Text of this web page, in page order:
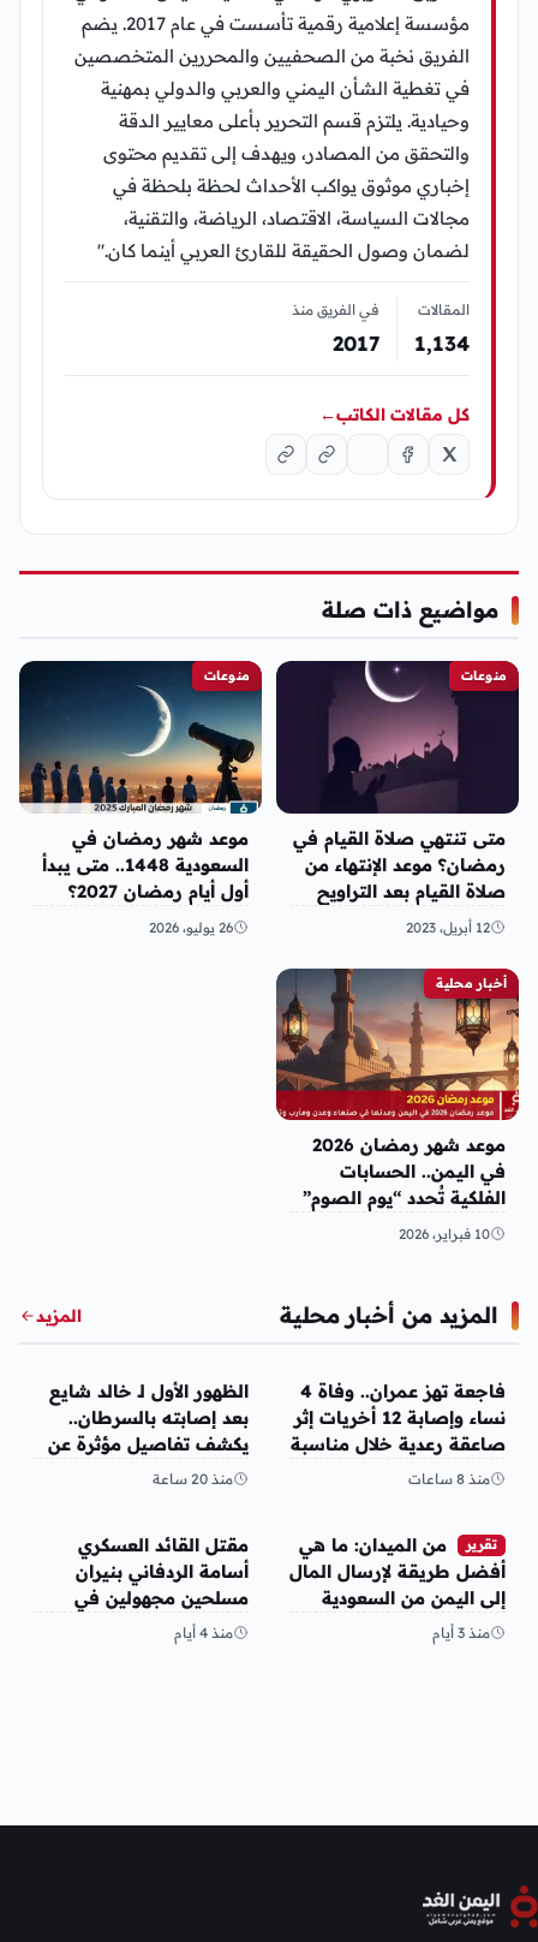
مؤسسة إعلامية رقمية تأسست في عام 2017. يضم
الفريق نخبة من الصحفيين والمحررين المتخصصين
في تغطية الشأن اليمني والعربي والدولي بمهنية
وحيادية. يلتزم قسم التحرير بأعلى معايير الدقة
والتحقق من المصادر، ويهدف إلى تقديم محتوى
إخباري موثوق يواكب الأحداث لحظة بلحظة في
مجالات السياسة، الاقتصاد، الرياضة، والتقنية،
لضمان وصول الحقيقة للقارئ العربي أينما كان."
المقالات
1٬134
في الفريق منذ
2017
كل مقالات الكاتب←
مواضيع ذات صلة
منوعات
متى تنتهي صلاة القيام في
رمضان؟ موعد الإنتهاء من
صلاة القيام بعد التراويح
2023
12 أبريل، 2023
منوعات
موعد شهر رمضان في
السعودية 1448.. متى يبدأ
أول أيام رمضان 2027؟
26 يوليو، 2026
أخبار محلية
موعد شهر رمضان 2026
في اليمن.. الحسابات
الفلكية تُحدد “يوم الصوم”
10 فبراير، 2026
المزيد من أخبار محلية المزيد
أخبار محلية
فاجعة تهز عمران.. وفاة 4
نساء وإصابة 12 أخريات إثر
صاعقة رعدية خلال مناسبة
اجتماعية
منذ 8 ساعات
أخبار محلية
الظهور الأول لـ خالد شايع
بعد إصابته بالسرطان..
يكشف تفاصيل مؤثرة عن
رحلة العلاج
منذ 20 ساعة
أخبار محلية
تقرير
من الميدان: ما هي
أفضل طريقة لإرسال المال
إلى اليمن من السعودية
وأمريكا
منذ 3 أيام
أخبار محلية
مقتل القائد العسكري
أسامة الردفاني بنيران
مسلحين مجهولين في
مديرية العبر
منذ 4 أيام